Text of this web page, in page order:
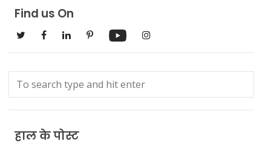
Find us On
हाल के पोस्ट